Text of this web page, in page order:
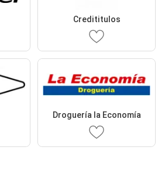
Credititulos
Droguería la Economía